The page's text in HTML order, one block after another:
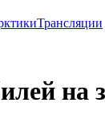
Трансляции
на